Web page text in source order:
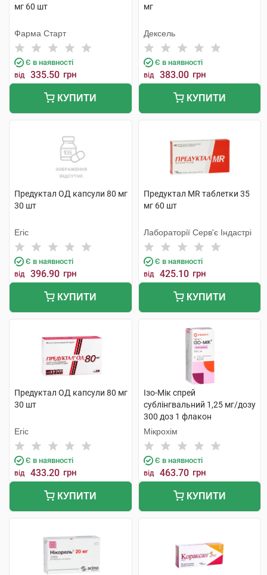
мг 60 шт
Фарма Старт
Є в наявності
від 335.50 грн
КУПИТИ
мг
Дексель
Є в наявності
від 383.00 грн
КУПИТИ
Предуктал ОД капсули 80 мг
30 шт
Егіс
Є в наявності
від 396.90 грн
КУПИТИ
Предуктал MR таблетки 35
мг 60 шт
Лабораторії Серв'є Індастрі
Є в наявності
від 425.10 грн
КУПИТИ
Предуктал ОД капсули 80 мг
30 шт
Егіс
Є в наявності
від 433.20 грн
КУПИТИ
Ізо-Мік спрей
сублінгвальний 1,25 мг/дозу
300 доз 1 флакон
Мікрохім
Є в наявності
від 463.70 грн
КУПИТИ